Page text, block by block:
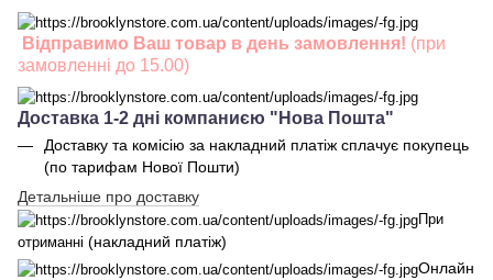
Відправимо Ваш товар в день замовлення! (при
замовленні до 15.00)
Доставка 1-2 дні компаниєю "Нова Пошта"
Доставку та комісію за накладний платіж сплачує покупець
(по тарифам Нової Пошти)
Детальніше про доставку
При
отриманні (накладний платіж)
Онлайн